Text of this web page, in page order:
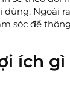
dùng. Ngoài
sóc để
ích